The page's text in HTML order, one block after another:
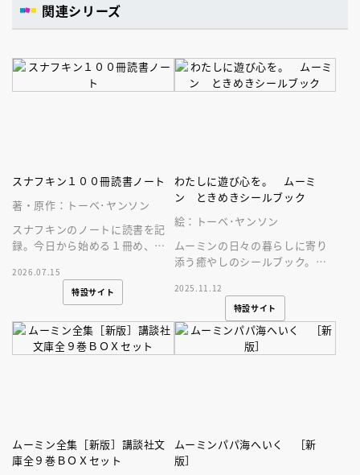
関連シリーズ
スナフキン１００冊読書ノート
著・原作：トーベ･ヤンソン
スナフキンのノートに読書を記
録。今日から始める１冊め、こ
形の可愛いノートです。
2026.07.15
特設サイト
わたしに遊び心を。 ムーミ
ン ときめきシールブック
絵：トーベ･ヤンソン
ムーミンの日々の暮らしに寄り
添う癒やしのシールブック。手
にも貼りやすいおしゃれシール
が２３３枚。
2025.11.12
特設サイト
ムーミン全集［新版］講談社文
庫全９巻ＢＯＸセット
ムーミンパパ海へいく ［新
版］